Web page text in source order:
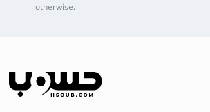
otherwise.